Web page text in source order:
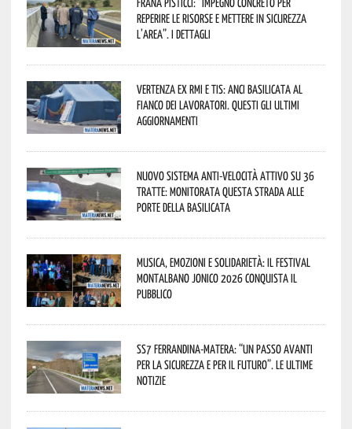
reperire le risorse e mettere in sicurezza
l’area”. I dettagli
Vertenza ex RMI e TIS: ANCI Basilicata al
fianco dei lavoratori. Questi gli ultimi
aggiornamenti
Nuovo sistema anti-velocità attivo su 36
tratte: monitorata questa strada alle
porte della Basilicata
Musica, emozioni e solidarietà: il Festival
Montalbano Jonico 2026 conquista il
pubblico
SS7 Ferrandina-Matera: “Un passo avanti
per la sicurezza e per il futuro”. Le ultime
notizie